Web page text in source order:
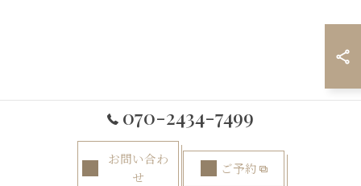
070-2434-7499
お問い合わ
せ
ご予約